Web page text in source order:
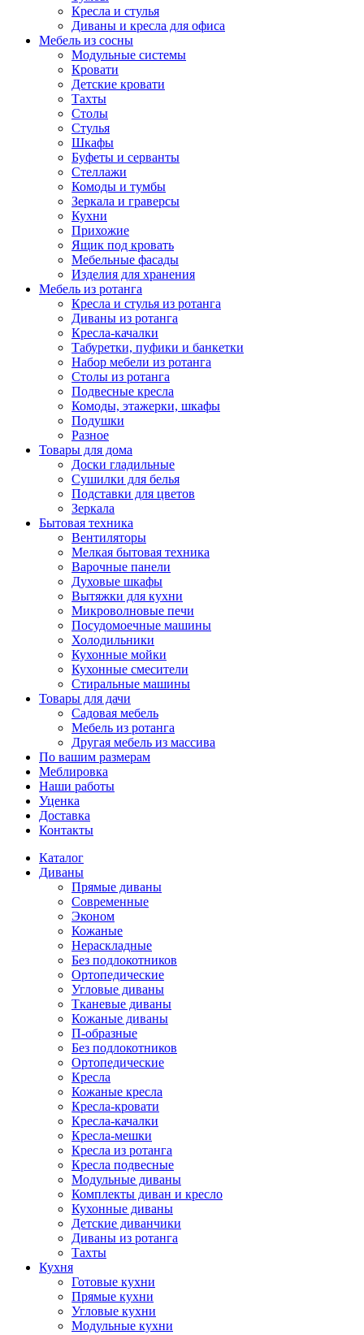
Кресла и стулья
Диваны и кресла для офиса
Мебель из сосны
Модульные системы
Кровати
Детские кровати
Тахты
Столы
Стулья
Шкафы
Буфеты и серванты
Стеллажи
Комоды и тумбы
Зеркала и граверсы
Кухни
Прихожие
Ящик под кровать
Мебельные фасады
Изделия для хранения
Мебель из ротанга
Кресла и стулья из ротанга
Диваны из ротанга
Кресла-качалки
Табуретки, пуфики и банкетки
Набор мебели из ротанга
Столы из ротанга
Подвесные кресла
Комоды, этажерки, шкафы
Подушки
Разное
Товары для дома
Доски гладильные
Сушилки для белья
Подставки для цветов
Зеркала
Бытовая техника
Вентиляторы
Мелкая бытовая техника
Варочные панели
Духовые шкафы
Вытяжки для кухни
Микроволновые печи
Посудомоечные машины
Холодильники
Кухонные мойки
Кухонные смесители
Стиральные машины
Товары для дачи
Садовая мебель
Мебель из ротанга
Другая мебель из массива
По вашим размерам
Меблировка
Наши работы
Уценка
Доставка
Контакты
Каталог
Диваны
Прямые диваны
Современные
Эконом
Кожаные
Нераскладные
Без подлокотников
Ортопедические
Угловые диваны
Тканевые диваны
Кожаные диваны
П-образные
Без подлокотников
Ортопедические
Кресла
Кожаные кресла
Кресла-кровати
Кресла-качалки
Кресла-мешки
Кресла из ротанга
Кресла подвесные
Модульные диваны
Комплекты диван и кресло
Кухонные диваны
Детские диванчики
Диваны из ротанга
Тахты
Кухня
Готовые кухни
Прямые кухни
Угловые кухни
Модульные кухни